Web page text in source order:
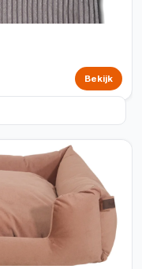
Bekijk